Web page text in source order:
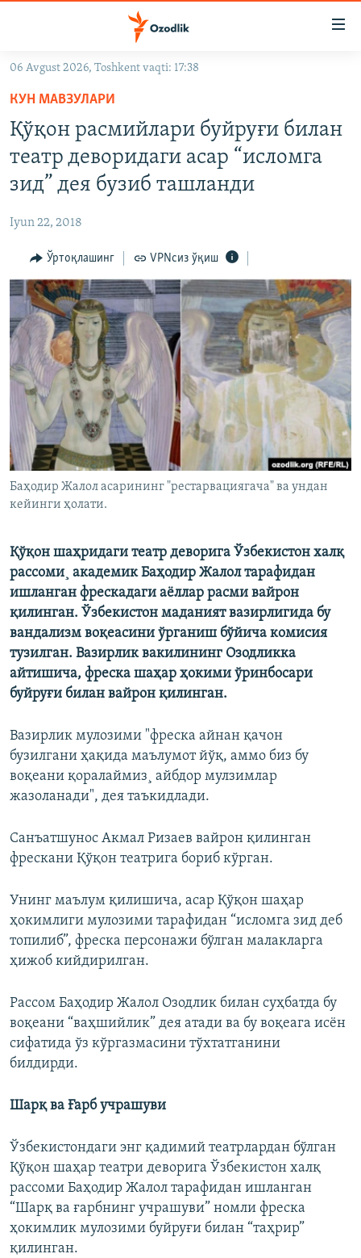
Асосий
навигацияга
ўтинг
Қидиришга
ўтинг
OZODARXIV
На русском
ИЖТИМОИЙ ТАРМОҚЛАР
Озодлик бошқа тилларда
06 Avgust 2026, Toshkent vaqti: 17:38
КУН МАВЗУЛАРИ
Қўқон расмийлари буйруғи билан
театр деворидаги асар “исломга
зид” дея бузиб ташланди
Iyun 22, 2018
Ўртоқлашинг VPNсиз ўқиш
Баҳодир Жалол асарининг "рестарвациягача" ва ундан
кейинги ҳолати.
Қўқон шаҳридаги театр деворига Ўзбекистон халқ
рассоми¸ академик Баҳодир Жалол тарафидан
ишланган фрескадаги аëллар расми вайрон
қилинган. Ўзбекистон маданият вазирлигида бу
вандализм воқеасини ўрганиш бўйича комисия
тузилган. Вазирлик вакилининг Озодликка
айтишича, фреска шаҳар ҳокими ўринбосари
буйруғи билан вайрон қилинган.
Вазирлик мулозими "фреска айнан қачон
бузилгани ҳақида маълумот йўқ, аммо биз бу
воқеани қоралаймиз¸ айбдор мулзимлар
жазоланади", дея таъкидлади.
Санъатшунос Акмал Ризаев вайрон қилинган
фрескани Қўқон театрига бориб кўрган.
Унинг маълум қилишича, асар Қўқон шаҳар
ҳокимлиги мулозими тарафидан “исломга зид деб
топилиб”, фреска персонажи бўлган малакларга
ҳижоб кийдирилган.
Рассом Баҳодир Жалол Озодлик билан суҳбатда бу
воқеани “ваҳшийлик” дея атади ва бу воқеага исëн
сифатида ўз кўргазмасини тўхтатганини
билдирди.
Шарқ ва Ғарб учрашуви
Ўзбекистондаги энг қадимий театрлардан бўлган
Қўқон шаҳар театри деворига Ўзбекистон халқ
рассоми Баҳодир Жалол тарафидан ишланган
“Шарқ ва ғарбнинг учрашуви” номли фреска
ҳокимлик мулозими буйруғи билан “таҳрир”
қилинган.